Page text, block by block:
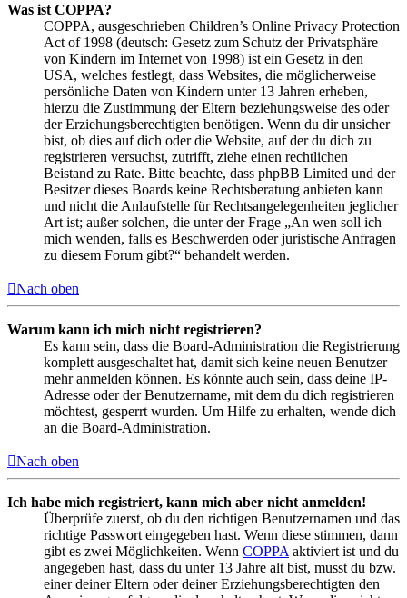
Was ist COPPA?
COPPA, ausgeschrieben Children’s Online Privacy Protection
Act of 1998 (deutsch: Gesetz zum Schutz der Privatsphäre
von Kindern im Internet von 1998) ist ein Gesetz in den
USA, welches festlegt, dass Websites, die möglicherweise
persönliche Daten von Kindern unter 13 Jahren erheben,
hierzu die Zustimmung der Eltern beziehungsweise des oder
der Erziehungsberechtigten benötigen. Wenn du dir unsicher
bist, ob dies auf dich oder die Website, auf der du dich zu
registrieren versuchst, zutrifft, ziehe einen rechtlichen
Beistand zu Rate. Bitte beachte, dass phpBB Limited und der
Besitzer dieses Boards keine Rechtsberatung anbieten kann
und nicht die Anlaufstelle für Rechtsangelegenheiten jeglicher
Art ist; außer solchen, die unter der Frage „An wen soll ich
mich wenden, falls es Beschwerden oder juristische Anfragen
zu diesem Forum gibt?“ behandelt werden.
Nach oben
Warum kann ich mich nicht registrieren?
Es kann sein, dass die Board-Administration die Registrierung
komplett ausgeschaltet hat, damit sich keine neuen Benutzer
mehr anmelden können. Es könnte auch sein, dass deine IP-
Adresse oder der Benutzername, mit dem du dich registrieren
möchtest, gesperrt wurden. Um Hilfe zu erhalten, wende dich
an die Board-Administration.
Nach oben
Ich habe mich registriert, kann mich aber nicht anmelden!
Überprüfe zuerst, ob du den richtigen Benutzernamen und das
richtige Passwort eingegeben hast. Wenn diese stimmen, dann
gibt es zwei Möglichkeiten. Wenn COPPA aktiviert ist und du
angegeben hast, dass du unter 13 Jahre alt bist, musst du bzw.
einer deiner Eltern oder deiner Erziehungsberechtigten den